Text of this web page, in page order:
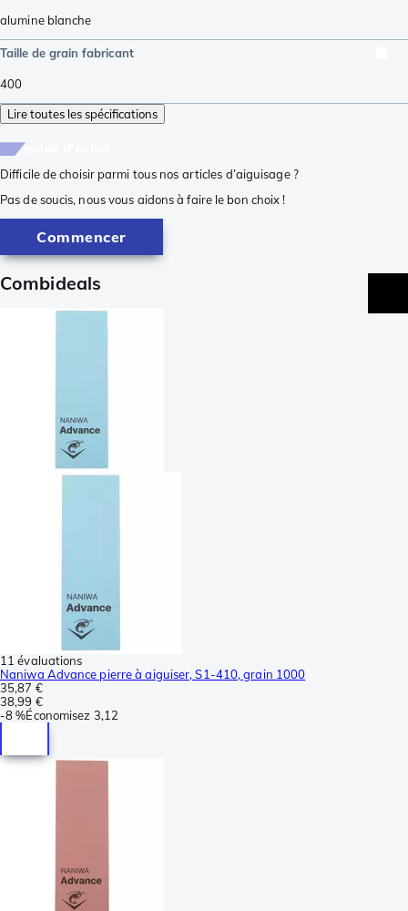
alumine blanche
Taille de grain fabricant
400
Lire toutes les spécifications
Difficile de choisir parmi tous nos articles d’aiguisage ?
Pas de soucis, nous vous aidons à faire le bon choix !
Commencer
Combideals
11 évaluations
Naniwa Advance pierre à aiguiser, S1-410, grain 1000
35,87 €
38,99 €
-8 %Économisez 3,12